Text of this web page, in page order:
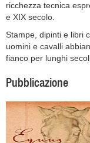
ricchezza tecnica
e XIX secolo.
Stampe, dipinti e libri
uomini e cavalli
fianco per lunghi
Pubblicazione